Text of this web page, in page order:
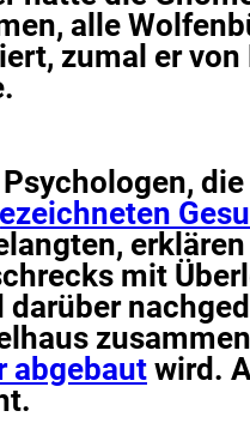
alle
zumal er
mit
darüber
abgebaut wird.